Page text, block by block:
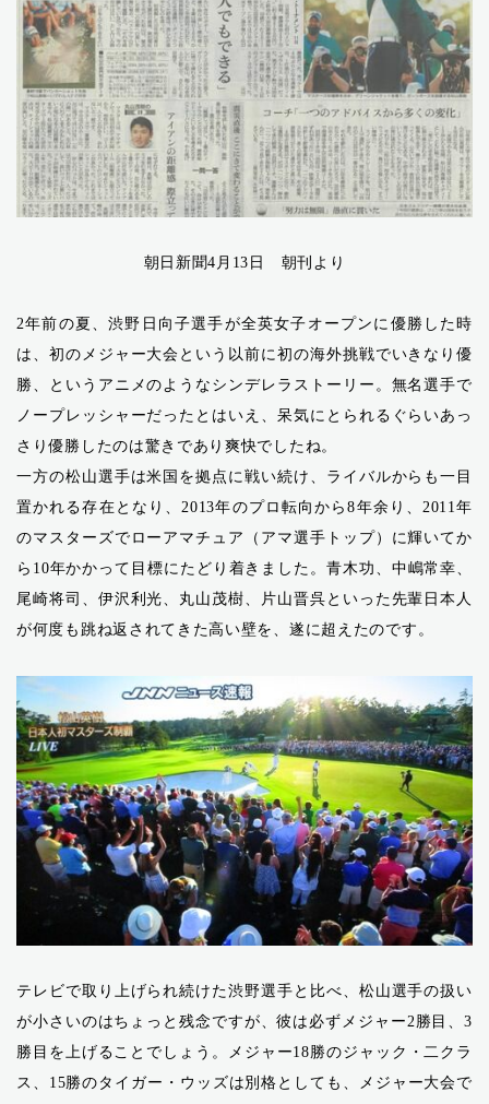
朝日新聞4月13日 朝刊より
2年前の夏、渋野日向子選手が全英女子オープンに優勝した時
は、初のメジャー大会という以前に初の海外挑戦でいきなり優
勝、というアニメのようなシンデレラストーリー。無名選手で
ノープレッシャーだったとはいえ、呆気にとられるぐらいあっ
さり優勝したのは驚きであり爽快でしたね。
一方の松山選手は米国を拠点に戦い続け、ライバルからも一目
置かれる存在となり、2013年のプロ転向から8年余り、2011年
のマスターズでローアマチュア（アマ選手トップ）に輝いてか
ら10年かかって目標にたどり着きました。青木功、中嶋常幸、
尾崎将司、伊沢利光、丸山茂樹、片山晋呉といった先輩日本人
が何度も跳ね返されてきた高い壁を、遂に超えたのです。
テレビで取り上げられ続けた渋野選手と比べ、松山選手の扱い
が小さいのはちょっと残念ですが、彼は必ずメジャー2勝目、3
勝目を上げることでしょう。メジャー18勝のジャック・二クラ
ス、15勝のタイガー・ウッズは別格としても、メジャー大会で